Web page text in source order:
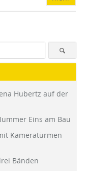
Hubertz auf der
Eins am Bau
Kameratürmen
Bänden